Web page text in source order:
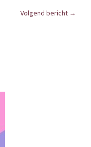
Volgend bericht →